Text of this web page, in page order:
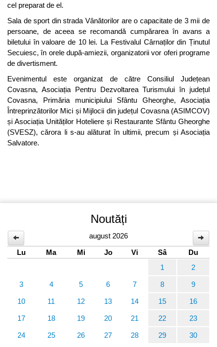
cel preparat de el.
Sala de sport din strada Vânătorilor are o capacitate de 3 mii de
persoane, de aceea se recomandă cumpărarea în avans a
biletului în valoare de 10 lei. La Festivalul Cârnaților din Ținutul
Secuiesc, în orele după-amiezii, organizatorii vor oferi programe
de divertisment.
Evenimentul este organizat de către Consiliul Județean
Covasna, Asociația Pentru Dezvoltarea Turismului în județul
Covasna, Primăria municipiului Sfântu Gheorghe, Asociația
Întreprinzătorilor Mici și Mijlocii din județul Covasna (ASIMCOV)
și Asociația Unităților Hoteliere și Restaurante Sfântu Gheorghe
(SVESZ), cărora li s-au alăturat în ultimii, precum și Asociația
Salvatore.
Noutăți
august 2026
Lu
Ma Mi Jo Vi Sâ
Du
1
2
3 4 5 6 7 8 9
10 11 12 13 14 15 16
17 18 19 20 21 22 23
24 25 26 27 28 29 30